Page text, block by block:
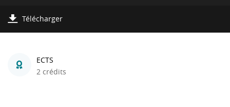
Télécharger
ECTS
2 crédits